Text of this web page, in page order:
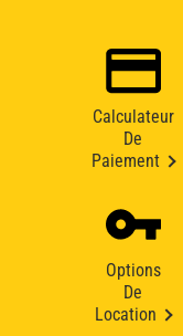
Calculateur
De
Paiement
Options
De
Location